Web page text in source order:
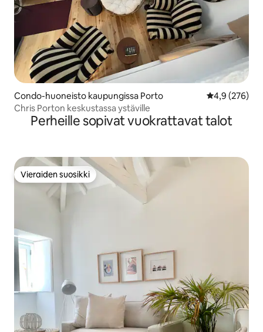
Condo-huoneisto kaupungissa Porto
4,9 (276)
Chris Porton keskustassa ystäville
Perheille sopivat vuokrattavat talot
Vieraiden suosikki
Vieraiden suosikki